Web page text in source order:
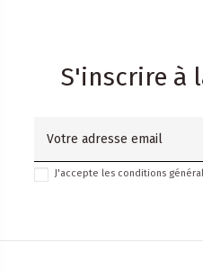
S'inscrire à
J'accepte les conditions